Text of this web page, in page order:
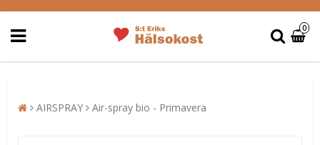
0
AIRSPRAY Air-spray bio - Primavera